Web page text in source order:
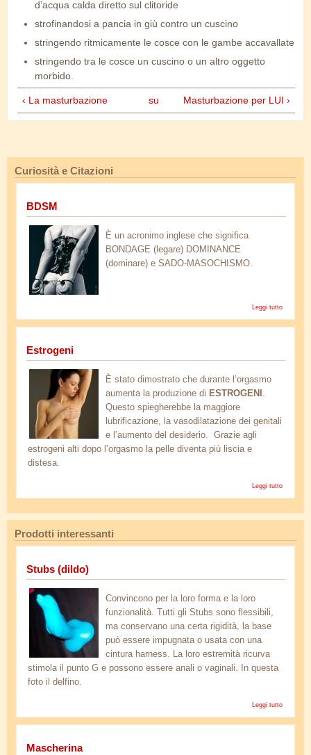
d’acqua calda diretto sul clitoride
strofinandosi a pancia in giù contro un cuscino
stringendo ritmicamente le cosce con le gambe accavallate
stringendo tra le cosce un cuscino o un altro oggetto
morbido.
‹ La masturbazione su Masturbazione per LUI ›
Curiosità e Citazioni
BDSM
bdsm.jpg
È un acronimo inglese che significa
BONDAGE (legare) DOMINANCE
(dominare) e SADO-MASOCHISMO.
Leggi tutto
Estrogeni
estrogeni.jpg
È stato dimostrato che durante l’orgasmo
aumenta la produzione di ESTROGENI .
Questo spiegherebbe la maggiore
lubrificazione, la vasodilatazione dei genitali
e l’aumento del desiderio. Grazie agli
estrogeni alti dopo l’orgasmo la pelle diventa più liscia e
distesa.
Leggi tutto
Prodotti interessanti
Stubs (dildo)
mb_41.jpg
Convincono per la loro forma e la loro
funzionalità. Tutti gli Stubs sono flessibili,
ma conservano una certa rigidità, la base
può essere impugnata o usata con una
cintura harness. La loro estremità ricurva
stimola il punto G e possono essere anali o vaginali. In questa
foto il delfino.
Leggi tutto
(dildo)
Mascherina